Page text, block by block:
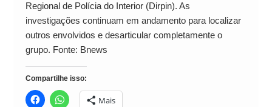
Regional de Polícia do Interior (Dirpin). As
investigações continuam em andamento para localizar
outros envolvidos e desarticular completamente o
grupo. Fonte: Bnews
Compartilhe isso:
Mais